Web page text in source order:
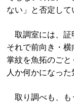
ない」と否定して
取調室には、証
それで前向き・横
掌紋を魚拓のご
人か何かになった
取り調べも、も